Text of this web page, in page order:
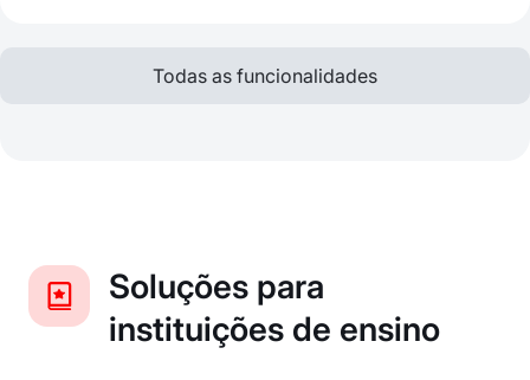
Todas as funcionalidades
Soluções para
instituições de ensino